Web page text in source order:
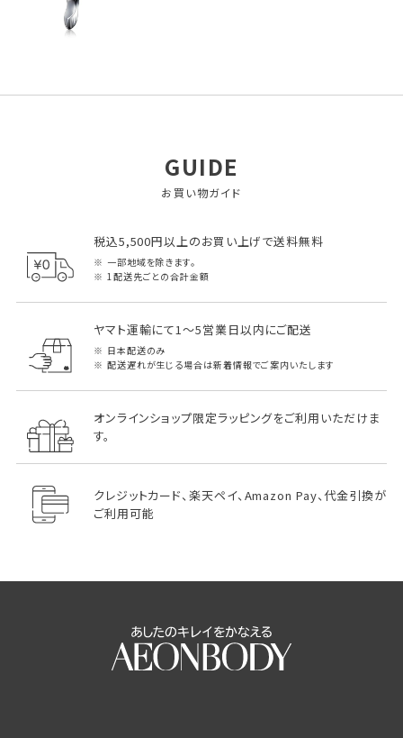
GUIDE
お買い物ガイド
税込5,500円以上のお買い上げで送料無料
一部地域を除きます。
1配送先ごとの合計金額
ヤマト運輸にて1～5営業日以内にご配送
日本配送のみ
配送遅れが生じる場合は新着情報でご案内いたします
オンラインショップ限定ラッピングをご利用いただけま
す。
クレジットカード、楽天ペイ、Amazon Pay、代金引換が
ご利用可能